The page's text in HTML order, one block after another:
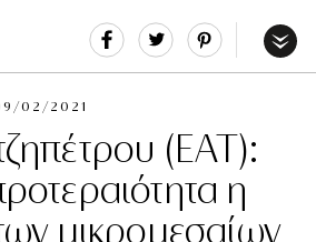
Share Tweet
02/2021
(ΕΑΤ):
η
μικρομεσαίων